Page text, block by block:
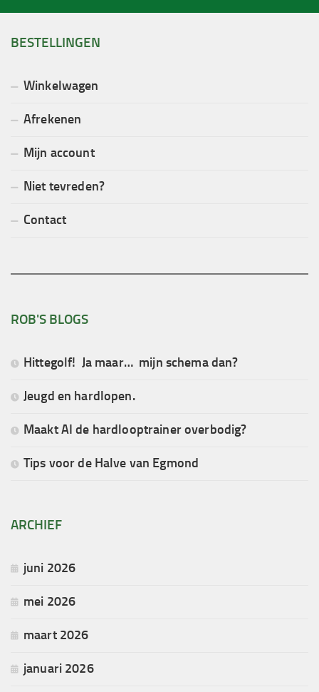
BESTELLINGEN
Winkelwagen
Afrekenen
Mijn account
Niet tevreden?
Contact
ROB'S BLOGS
Hittegolf! Ja maar… mijn schema dan?
Jeugd en hardlopen.
Maakt AI de hardlooptrainer overbodig?
Tips voor de Halve van Egmond
ARCHIEF
juni 2026
mei 2026
maart 2026
januari 2026